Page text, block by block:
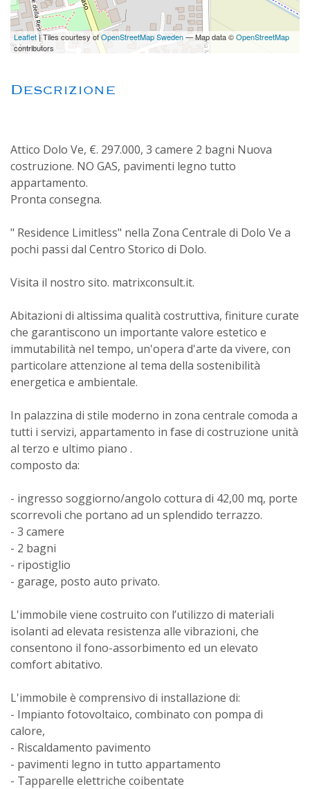
Leaflet| Tiles courtesy ofOpenStreetMap Sweden— Map data ©OpenStreetMap
contributors
Descrizione
Attico Dolo Ve, €. 297.000, 3 camere 2 bagni Nuova
costruzione. NO GAS, pavimenti legno tutto
appartamento.
Pronta consegna.
" Residence Limitless" nella Zona Centrale di Dolo Ve a
pochi passi dal Centro Storico di Dolo.
Visita il nostro sito. matrixconsult.it.
Abitazioni di altissima qualità costruttiva, finiture curate
che garantiscono un importante valore estetico e
immutabilità nel tempo, un'opera d'arte da vivere, con
particolare attenzione al tema della sostenibilità
energetica e ambientale.
In palazzina di stile moderno in zona centrale comoda a
tutti i servizi, appartamento in fase di costruzione unità
al terzo e ultimo piano .
composto da:
- ingresso soggiorno/angolo cottura di 42,00 mq, porte
scorrevoli che portano ad un splendido terrazzo.
- 3 camere
- 2 bagni
- ripostiglio
- garage, posto auto privato.
L'immobile viene costruito con l’utilizzo di materiali
isolanti ad elevata resistenza alle vibrazioni, che
consentono il fono-assorbimento ed un elevato
comfort abitativo.
L'immobile è comprensivo di installazione di:
- Impianto fotovoltaico, combinato con pompa di
calore,
- Riscaldamento pavimento
- pavimenti legno in tutto appartamento
- Tapparelle elettriche coibentate